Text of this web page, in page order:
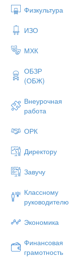
Физкультура
ИЗО
МХК
ОБЗР
(ОБЖ)
Внеурочная
работа
ОРК
Директору
Завучу
Классному
руководителю
Экономика
Финансовая
грамотность